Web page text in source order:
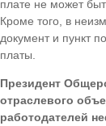
плате не может
Кроме того, в
документ и пункт
платы.
Президент
отраслевого
работодателей